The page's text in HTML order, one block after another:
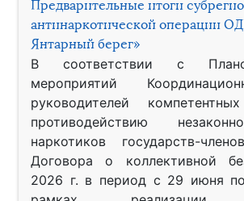
Предварительные итоги
антинаркотической операции
Янтарный берег»
В соответствии с
мероприятий
руководителей
противодействию
наркотиков государств-
Договора о коллективной
2026 г. в период с 29 июня